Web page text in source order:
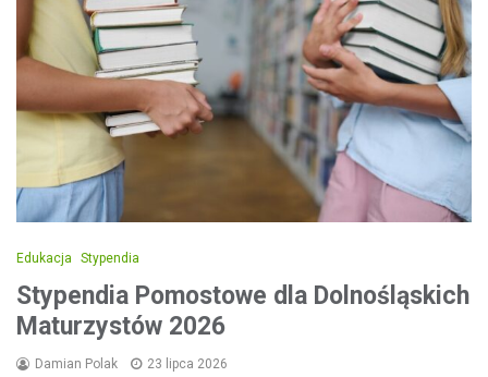
Edukacja Stypendia
Stypendia Pomostowe dla Dolnośląskich
Maturzystów 2026
Damian Polak 23 lipca 2026